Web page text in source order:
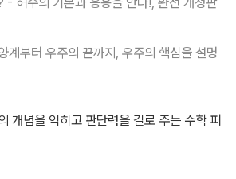
계부터 우주의 끝까지, 우주의 핵심을 설명
개념을 익히고 판단력을 길로 주는 수학 퍼